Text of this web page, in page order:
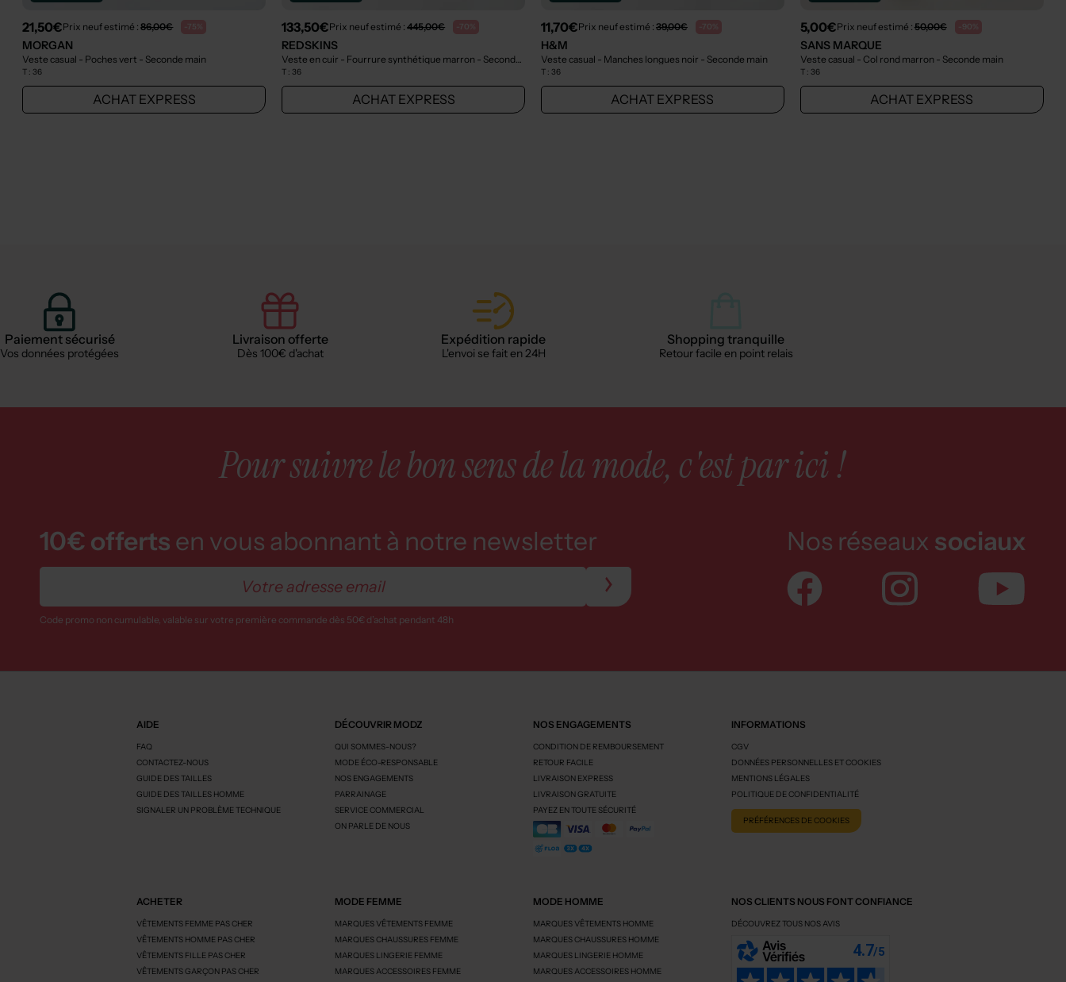
21,50€Prix neuf estimé :86,00€ -75%
MORGAN
Veste casual - Poches vert - Seconde main
T :36
ACHAT EXPRESS
133,50€Prix neuf estimé :445,00€ -70%
REDSKINS
Veste en cuir - Fourrure synthétique marron - Seconde main
T :36
ACHAT EXPRESS
11,70€Prix neuf estimé : 39,00€ -70%
H&M
Veste casual - Manches longues noir - Seconde main
T : 36
ACHAT EXPRESS
5,00€Prix neuf estimé : 50,00€ -90%
SANS MARQUE
Veste casual - Col rond marron - Seconde main
T : 36
ACHAT EXPRESS
Paiement sécurisé
Vos données protégées
Livraison offerte
Dès 100€ d'achat
Expédition rapide
L'envoi se fait en 24H
Shopping tranquille
Retour facile en point relais
Pour suivre le bon sens de la mode, c'est par ici !
10€ offerts en vous abonnant à notre newsletter
Code promo non cumulable, valable sur votre première commande dès 50€ d’achat pendant 48h
Nos réseaux sociaux
AIDE
FAQ
CONTACTEZ-NOUS
GUIDE DES TAILLES
GUIDE DES TAILLES HOMME
SIGNALER UN PROBLÈME TECHNIQUE
DÉCOUVRIR MODZ
QUI SOMMES-NOUS?
MODE ÉCO-RESPONSABLE
NOS ENGAGEMENTS
PARRAINAGE
SERVICE COMMERCIAL
ON PARLE DE NOUS
NOS ENGAGEMENTS
CONDITION DE REMBOURSEMENT
RETOUR FACILE
LIVRAISON EXPRESS
LIVRAISON GRATUITE
PAYEZ EN TOUTE SÉCURITÉ
INFORMATIONS
CGV
DONNÉES PERSONNELLES ET COOKIES
MENTIONS LÉGALES
POLITIQUE DE CONFIDENTIALITÉ
PRÉFÉRENCES DE COOKIES
ACHETER
VÊTEMENTS FEMME PAS CHER
VÊTEMENTS HOMME PAS CHER
VÊTEMENTS FILLE PAS CHER
VÊTEMENTS GARÇON PAS CHER
MODE FEMME
MARQUES VÊTEMENTS FEMME
MARQUES CHAUSSURES FEMME
MARQUES LINGERIE FEMME
MARQUES ACCESSOIRES FEMME
MODE HOMME
MARQUES VÊTEMENTS HOMME
MARQUES CHAUSSURES HOMME
MARQUES LINGERIE HOMME
MARQUES ACCESSOIRES HOMME
NOS CLIENTS NOUS FONT CONFIANCE
DÉCOUVREZ TOUS NOS AVIS